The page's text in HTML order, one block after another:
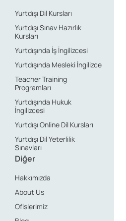
Yurtdışı Dil Kursları
Yurtdışı Sınav Hazırlık
Kursları
Yurtdışında İş İngilizcesi
Yurtdışında Mesleki İngilizce
Teacher Training
Programları
Yurtdışında Hukuk
İngilizcesi
Yurtdışı Online Dil Kursları
Yurtdışı Dil Yeterlilik
Sınavları
Diğer
Hakkımızda
About Us
Ofislerimiz